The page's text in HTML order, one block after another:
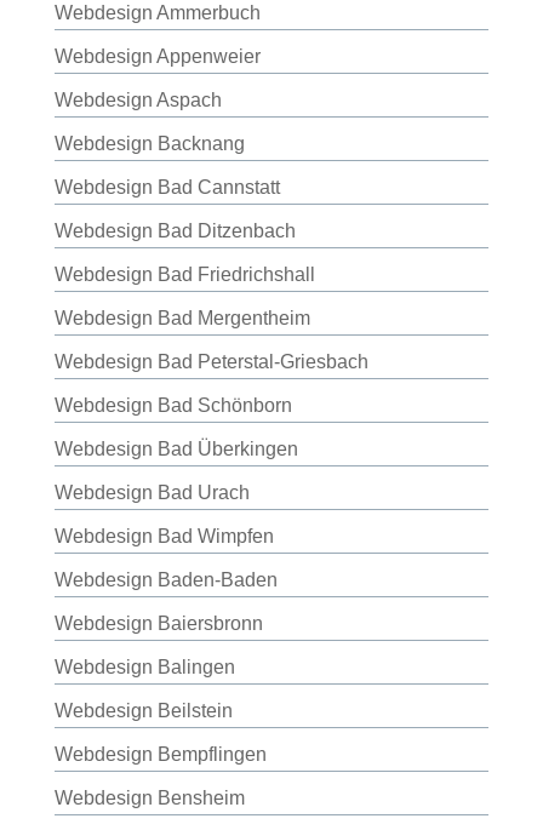
Webdesign Ammerbuch
Webdesign Appenweier
Webdesign Aspach
Webdesign Backnang
Webdesign Bad Cannstatt
Webdesign Bad Ditzenbach
Webdesign Bad Friedrichshall
Webdesign Bad Mergentheim
Webdesign Bad Peterstal-Griesbach
Webdesign Bad Schönborn
Webdesign Bad Überkingen
Webdesign Bad Urach
Webdesign Bad Wimpfen
Webdesign Baden-Baden
Webdesign Baiersbronn
Webdesign Balingen
Webdesign Beilstein
Webdesign Bempflingen
Webdesign Bensheim